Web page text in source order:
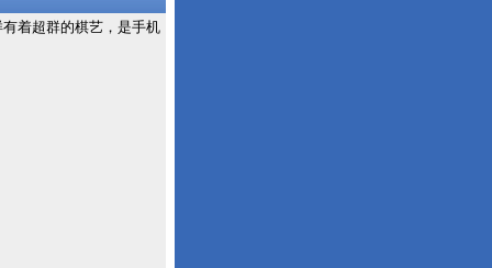
着超群的棋艺，是手机